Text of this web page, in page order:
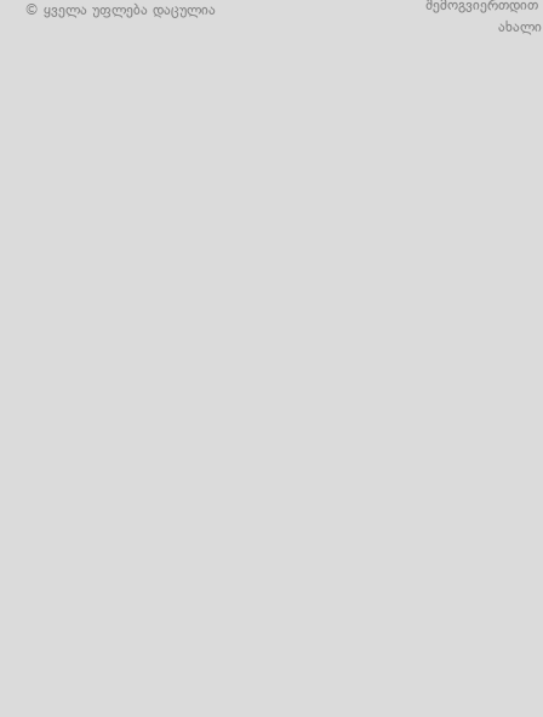
© ყველა უფლება დაცულია
შემოგვიერთდით
ახალი